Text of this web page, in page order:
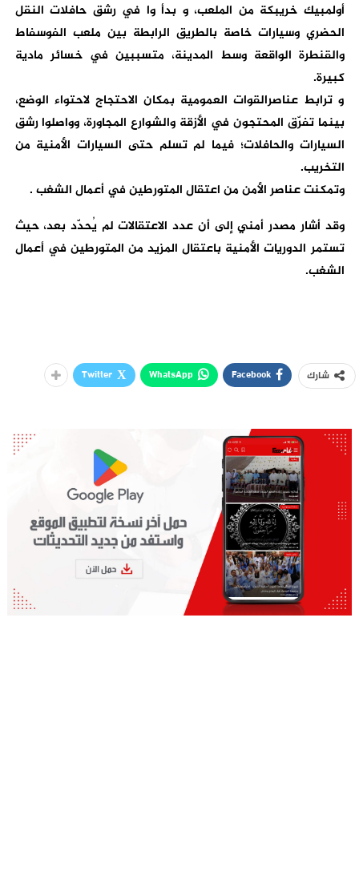
أولمبيك خريبكة من الملعب، و بدأ وا في رشق حافلات النقل
الحضري وسيارات خاصة بالطريق الرابطة بين ملعب الفوسفاط
والقنطرة الواقعة وسط المدينة، متسببين في خسائر مادية
كبيرة.
و ترابط عناصرالقوات العمومية بمكان الاحتجاج لاحتواء الوضع،
بينما تفرّق المحتجون في الأزقة والشوارع المجاورة، وواصلوا رشق
السيارات والحافلات؛ فيما لم تسلم حتى السيارات الأمنية من
التخريب.
وتمكنت عناصر الأمن من اعتقال المتورطين في أعمال الشغب .
وقد أشار مصدر أمني إلى أن عدد الاعتقالات لم يُحدّد بعد، حيث
تستمر الدوريات الأمنية باعتقال المزيد من المتورطين في أعمال
الشغب.
شارك Facebook
WhatsApp
Twitter